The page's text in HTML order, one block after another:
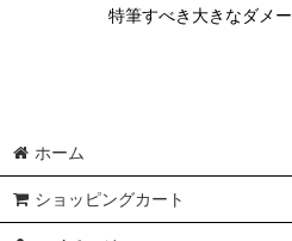
特筆すべき大きなダメ
ホーム
ショッピングカート